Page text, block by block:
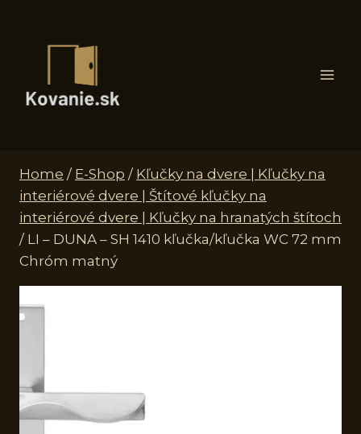
Home / E-Shop / Kľučky na dvere | Kľučky na
interiérové dvere | Štítové kľučky na
interiérové dvere | Kľučky na hranatých štítoch
/ LI – DUNA – SH 1410 kľučka/kľučka WC 72 mm
Chróm matný